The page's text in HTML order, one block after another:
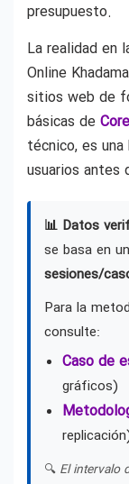
presupuesto.
La realidad en
Online
sitios web de
básicas de
técnico, es
usuarios antes
📊 Datos
se basa en
sesiones/
Para la
consulte:
Caso de
gráficos)
🔍 El intervalo